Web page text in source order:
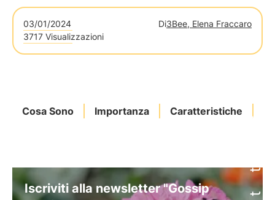
03/01/2024 Di3Bee, Elena Fraccaro
3717 Visualizzazioni
Cosa Sono Importanza Caratteristiche
Iscriviti alla newsletter "Gossip